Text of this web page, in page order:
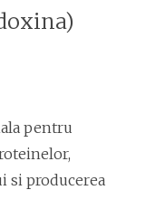
pentru
si producerea